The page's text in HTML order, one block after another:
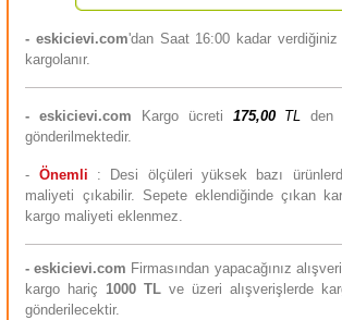
- eskicievi.com'dan Saat 16:00 kadar verdiğiniz
kargolanır.
-eskicievi.com Kargo ücreti 175,00 TL den
gönderilmektedir.
- Önemli
: Desi ölçüleri yüksek bazı
maliyeti çıkabilir. Sepete eklendiğinde çıkan
kargo maliyeti eklenmez.
-eskicievi.com Firmasından yapacağınız
kargo hariç1000 TL ve üzeri alışverişlerde
gönderilecektir.